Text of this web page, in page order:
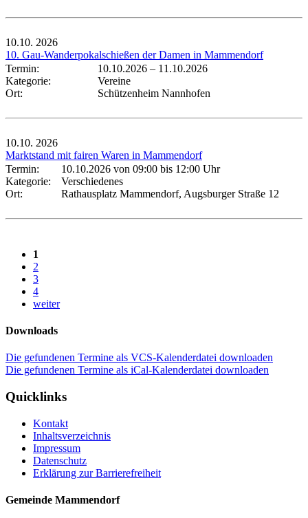
10.10. 2026
10. Gau-Wanderpokalschießen der Damen in Mammendorf
Termin:
10.10.2026 – 11.10.2026
Kategorie:
Vereine
Ort:
Schützenheim Nannhofen
10.10. 2026
Marktstand mit fairen Waren in Mammendorf
Termin:
10.10.2026 von 09:00 bis 12:00 Uhr
Kategorie:
Verschiedenes
Ort:
Rathausplatz Mammendorf, Augsburger Straße 12
1
2
3
4
weiter
Downloads
Die gefundenen Termine als VCS-Kalenderdatei downloaden
Die gefundenen Termine als iCal-Kalenderdatei downloaden
Quicklinks
Kontakt
Inhaltsverzeichnis
Impressum
Datenschutz
Erklärung zur Barrierefreiheit
Gemeinde Mammendorf